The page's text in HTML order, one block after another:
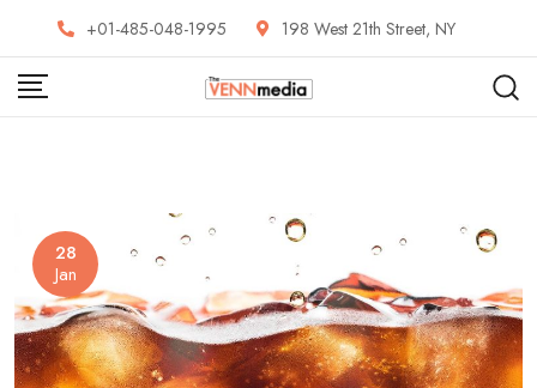
content
+01-485-048-1995 198 West 21th Street, NY
28
Jan